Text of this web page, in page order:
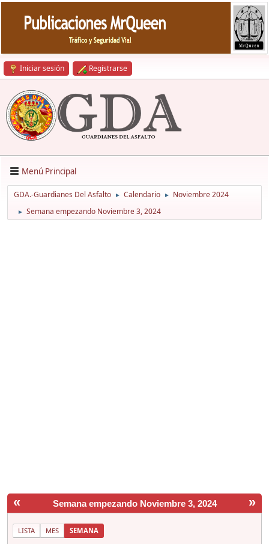
Iniciar sesión Registrarse
Menú Principal
GDA.-Guardianes Del Asfalto ► Calendario ► Noviembre 2024
► Semana empezando Noviembre 3, 2024
« »
Semana empezando Noviembre 3, 2024
LISTA MES SEMANA